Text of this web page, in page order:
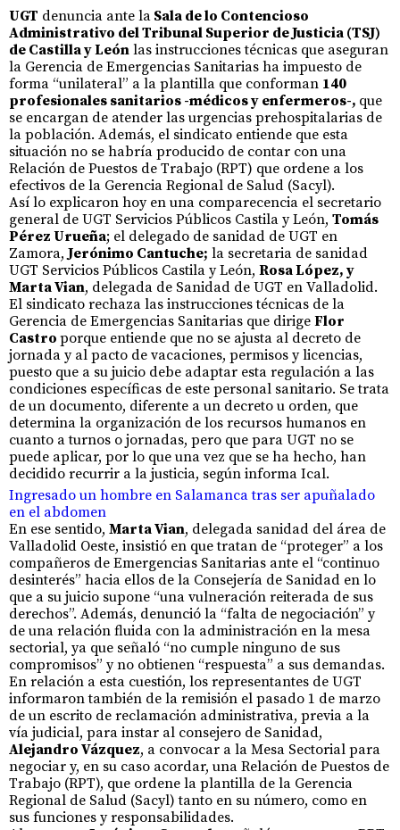
UGT denuncia ante la Sala de lo Contencioso
Administrativo del Tribunal Superior de Justicia (TSJ)
de Castilla y León las instrucciones técnicas que aseguran
la Gerencia de Emergencias Sanitarias ha impuesto de
forma “unilateral” a la plantilla que conforman 140
profesionales sanitarios -médicos y enfermeros-, que
se encargan de atender las urgencias prehospitalarias de
la población. Además, el sindicato entiende que esta
situación no se habría producido de contar con una
Relación de Puestos de Trabajo (RPT) que ordene a los
efectivos de la Gerencia Regional de Salud (Sacyl).
Así lo explicaron hoy en una comparecencia el secretario
general de UGT Servicios Públicos Castila y León, Tomás
Pérez Urueña; el delegado de sanidad de UGT en
Zamora, Jerónimo Cantuche; la secretaria de sanidad
UGT Servicios Públicos Castila y León, Rosa López, y
Marta Vian, delegada de Sanidad de UGT en Valladolid.
El sindicato rechaza las instrucciones técnicas de la
Gerencia de Emergencias Sanitarias que dirige Flor
Castro porque entiende que no se ajusta al decreto de
jornada y al pacto de vacaciones, permisos y licencias,
puesto que a su juicio debe adaptar esta regulación a las
condiciones específicas de este personal sanitario. Se trata
de un documento, diferente a un decreto u orden, que
determina la organización de los recursos humanos en
cuanto a turnos o jornadas, pero que para UGT no se
puede aplicar, por lo que una vez que se ha hecho, han
decidido recurrir a la justicia, según informa Ical.
Ingresado un hombre en Salamanca tras ser apuñalado
en el abdomen
En ese sentido, Marta Vian, delegada sanidad del área de
Valladolid Oeste, insistió en que tratan de “proteger” a los
compañeros de Emergencias Sanitarias ante el “continuo
desinterés” hacia ellos de la Consejería de Sanidad en lo
que a su juicio supone “una vulneración reiterada de sus
derechos”. Además, denunció la “falta de negociación” y
de una relación fluida con la administración en la mesa
sectorial, ya que señaló “no cumple ninguno de sus
compromisos” y no obtienen “respuesta” a sus demandas.
En relación a esta cuestión, los representantes de UGT
informaron también de la remisión el pasado 1 de marzo
de un escrito de reclamación administrativa, previa a la
vía judicial, para instar al consejero de Sanidad,
Alejandro Vázquez, a convocar a la Mesa Sectorial para
negociar y, en su caso acordar, una Relación de Puestos de
Trabajo (RPT), que ordene la plantilla de la Gerencia
Regional de Salud (Sacyl) tanto en su número, como en
sus funciones y responsabilidades.